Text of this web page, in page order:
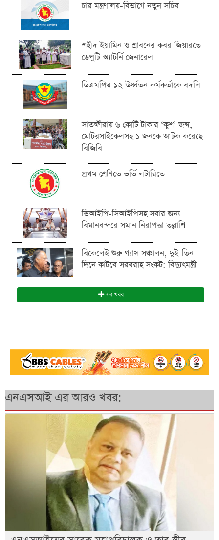
চার মন্ত্রণালয়-বিভাগে নতুন সচিব
শহীদ ইয়ামিন ও শ্রাবনের কবর জিয়ারতে
ডেপুটি অ্যাটর্নি জেনারেল
ডিএমপির ১২ ঊর্ধ্বতন কর্মকর্তাকে বদলি
সাতক্ষীরায় ৬ কোটি টাকার ‘কুশ’ জব্দ,
মোটরসাইকেলসহ ১ জনকে আটক করেছে
বিজিবি
প্রথম শ্রেণিতে ভর্তি লটারিতে
ভিআইপি-সিআইপিসহ সবার জন্য
বিমানবন্দরে সমান নিরাপত্তা তল্লাশি
বিকেলেই শুরু গ্যাস সঞ্চালন, দুই-তিন
দিনে কাটবে সরবরাহ সংকট: বিদ্যুৎমন্ত্রী
সব খবর
এনএসআই এর আরও খবর: